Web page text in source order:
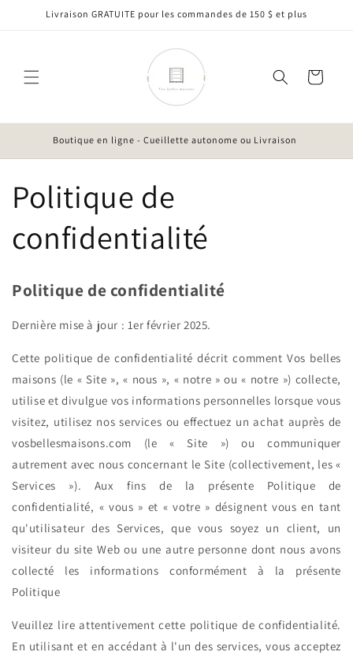
passerLivraison GRATUITE pour les commandes de 150 $ et plus
Panier
Boutique en ligne - Cueillette autonome ou Livraison
Politique de
confidentialité
Politique de confidentialité
Dernière mise à jour : 1er février 2025.
Cette politique de confidentialité décrit comment Vos belles
maisons (le « Site », « nous », « notre » ou « notre ») collecte,
utilise et divulgue vos informations personnelles lorsque vous
visitez, utilisez nos services ou effectuez un achat auprès de
vosbellesmaisons.com (le « Site ») ou communiquer
autrement avec nous concernant le Site (collectivement, les «
Services »). Aux fins de la présente Politique de
confidentialité, « vous » et « votre » désignent vous en tant
qu'utilisateur des Services, que vous soyez un client, un
visiteur du site Web ou une autre personne dont nous avons
collecté les informations conformément à la présente
Politique
Veuillez lire attentivement cette politique de confidentialité.
En utilisant et en accédant à l'un des services, vous acceptez